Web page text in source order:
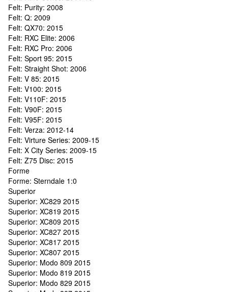
Felt: Purity: 2008
Felt: Q: 2009
Felt: QX70: 2015
Felt: RXC Elite: 2006
Felt: RXC Pro: 2006
Felt: Sport 95: 2015
Felt: Straight Shot: 2006
Felt: V 85: 2015
Felt: V100: 2015
Felt: V110F: 2015
Felt: V90F: 2015
Felt: V95F: 2015
Felt: Verza: 2012-14
Felt: Virture Series: 2009-15
Felt: X City Series: 2009-15
Felt: Z75 Disc: 2015
Forme
Forme: Sterndale 1:0
Superior
Superior: XC829 2015
Superior: XC819 2015
Superior: XC809 2015
Superior: XC827 2015
Superior: XC817 2015
Superior: XC807 2015
Superior: Modo 809 2015
Superior: Modo 819 2015
Superior: Modo 829 2015